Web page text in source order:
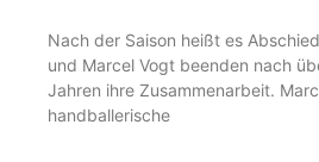
Nach der Saison heißt es
und Marcel Vogt beenden nach
Jahren ihre Zusammenarbeit.
handballerische